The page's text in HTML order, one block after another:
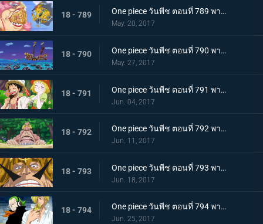
18 - 789 One piece วันพีช ตอนที่ 789 พากย์ไทย เมืองหลวงพินาศ บิ๊กมัมกับจินเบ
May. 20, 2017
18 - 790 One piece วันพีช ตอนที่ 790 พากย์ไทย ปราสาทของสี่จักรพรรดิ ถึงแล้วโฮลเค้กไอแลนด์
May. 27, 2017
18 - 791 One piece วันพีช ตอนที่ 791 พากย์ไทย ป่าของหวานพิลึก ลูฟี่ VS ลูฟี่
Jun. 04, 2017
18 - 792 One piece วันพีช ตอนที่ 792 พากย์ไทย นักฆ่าของหม่าม๊า ลูฟี่กับป่าพิศวง!
Jun. 11, 2017
18 - 793 One piece วันพีช ตอนที่ 793 พากย์ไทย ประเทศลอยทะเล จัดจ์ กษัตริย์แห่งเจอร์ม่า
Jun. 18, 2017
18 - 794 One piece วันพีช ตอนที่ 794 พากย์ไทย พ่อลูกปะทะกัน จัดจ์ VS ซันจิ
Jun. 25, 2017